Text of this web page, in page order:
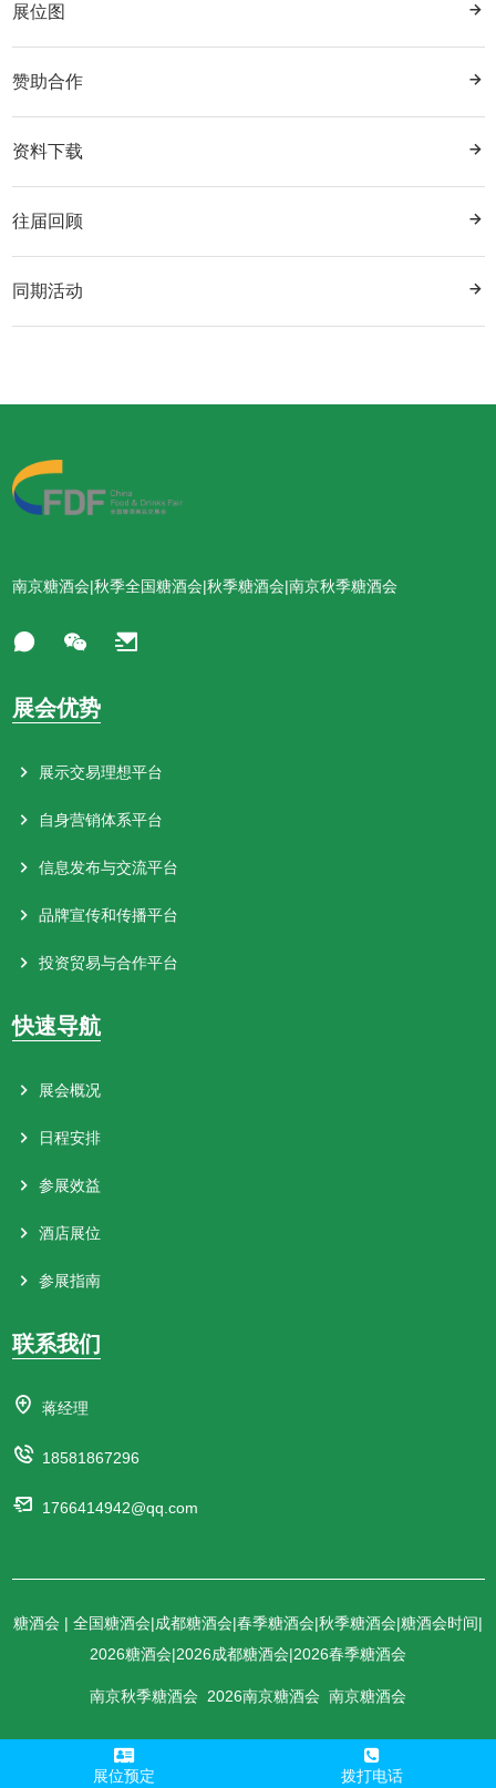
展位图
赞助合作
资料下载
往届回顾
同期活动
南京糖酒会|秋季全国糖酒会|秋季糖酒会|南京秋季糖酒会
展会优势
展示交易理想平台
自身营销体系平台
信息发布与交流平台
品牌宣传和传播平台
投资贸易与合作平台
快速导航
展会概况
日程安排
参展效益
酒店展位
参展指南
联系我们
蒋经理
18581867296
1766414942@qq.com
糖酒会 | 全国糖酒会|成都糖酒会|春季糖酒会|秋季糖酒会|糖酒会时间|
2026糖酒会|2026成都糖酒会|2026春季糖酒会
南京秋季糖酒会 2026南京糖酒会 南京糖酒会
展位预定 拨打电话